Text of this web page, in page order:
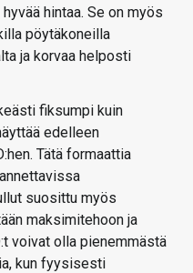
hintaa. Se on myös
pöytäkoneilla
ja korvaa helposti
fiksumpi kuin
edelleen
Tätä formaattia
suosittu myös
maksimitehoon ja
voivat olla pienemmästä
kun fyysisesti